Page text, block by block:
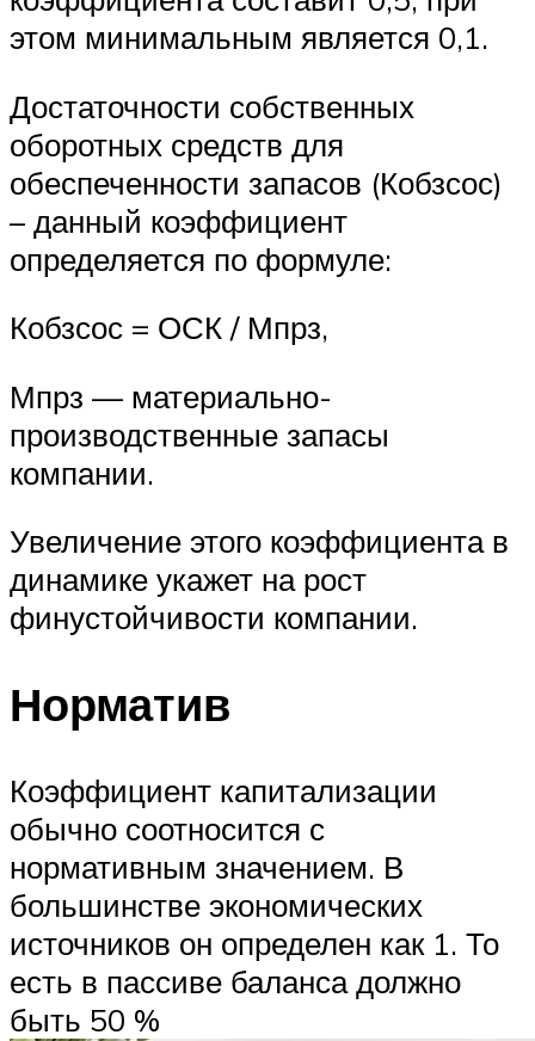
этом минимальным является 0,1.
Достаточности собственных
оборотных средств для
обеспеченности запасов (Кобзсос)
– данный коэффициент
определяется по формуле:
Кобзсос = ОСК / Мпрз,
Мпрз — материально-
производственные запасы
компании.
Увеличение этого коэффициента в
динамике укажет на рост
финустойчивости компании.
Норматив
Коэффициент капитализации
обычно соотносится с
нормативным значением. В
большинстве экономических
источников он определен как 1. То
есть в пассиве баланса должно
быть 50 %